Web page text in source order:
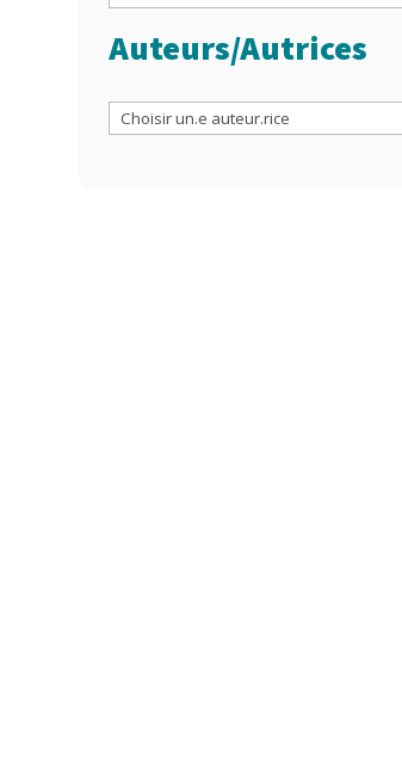
Auteurs/Autrices